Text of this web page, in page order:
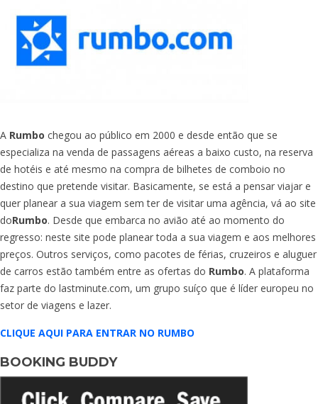
A Rumbo chegou ao público em 2000 e desde então que se
especializa na venda de passagens aéreas a baixo custo, na reserva
de hotéis e até mesmo na compra de bilhetes de comboio no
destino que pretende visitar. Basicamente, se está a pensar viajar e
quer planear a sua viagem sem ter de visitar uma agência, vá ao site
doRumbo. Desde que embarca no avião até ao momento do
regresso: neste site pode planear toda a sua viagem e aos melhores
preços. Outros serviços, como pacotes de férias, cruzeiros e aluguer
de carros estão também entre as ofertas do Rumbo. A plataforma
faz parte do lastminute.com, um grupo suíço que é líder europeu no
setor de viagens e lazer.
CLIQUE AQUI PARA ENTRAR NO RUMBO
BOOKING BUDDY